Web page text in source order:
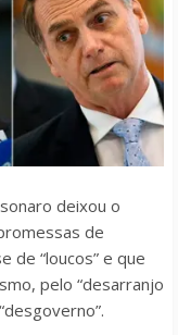
deixou o
de
de “loucos” e que
pelo “desarranjo